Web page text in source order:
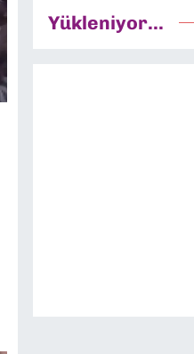
Yükleniyor...